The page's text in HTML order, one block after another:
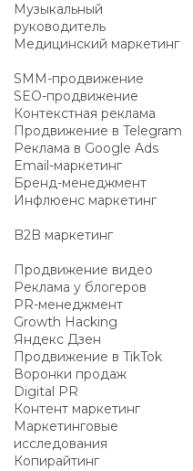
Музыкальный
руководитель
Медицинский маркетинг
SMM-продвижение
SEO-продвижение
Контекстная реклама
Продвижение в Telegram
Реклама в Google Ads
Email-маркетинг
Бренд-менеджмент
Инфлюенс маркетинг
B2B маркетинг
Продвижение видео
Реклама у блогеров
PR-менеджмент
Growth Hacking
Яндекс Дзен
Продвижение в TikTok
Воронки продаж
Digital PR
Контент маркетинг
Маркетинговые
исследования
Копирайтинг